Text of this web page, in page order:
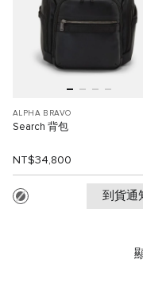
ALPHA BRAVO
Search 背包
NT$34,800
到貨通